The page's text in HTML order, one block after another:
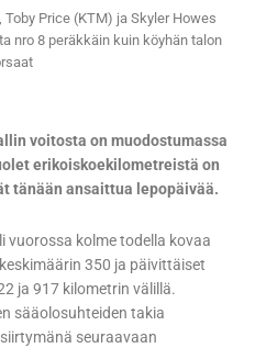
Price (KTM) ja Skyler Howes
nro 8 peräkkäin kuin köyhän talon
voitosta on muodostumassa
erikoiskoekilometreistä on
tänään ansaittua lepopäivää.
vuorossa kolme todella kovaa
350 ja päivittäiset
ja 917 kilometrin välillä.
sääolosuhteiden takia
seuraavaan